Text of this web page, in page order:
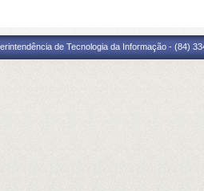
de Tecnologia da Informação - (84)